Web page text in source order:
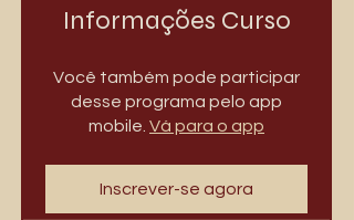
Informações Curso
Você também pode participar
desse programa pelo app
mobile. Vá para o app
Inscrever-se agora